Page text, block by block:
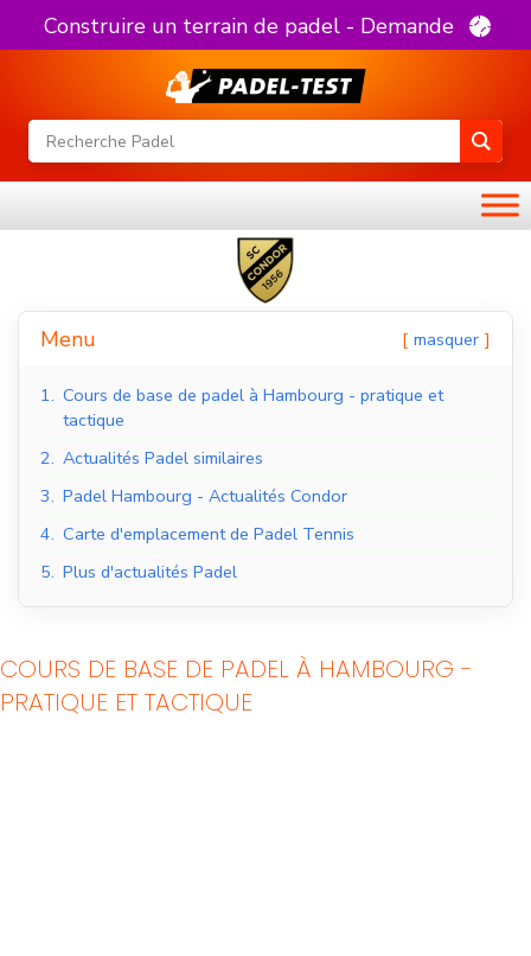
Construire un terrain de padel - Demande
Menu masquer
1. Cours de base de padel à Hambourg - pratique et
tactique
2. Actualités Padel similaires
3. Padel Hambourg - Actualités Condor
4. Carte d'emplacement de Padel Tennis
5. Plus d'actualités Padel
COURS DE BASE DE PADEL À HAMBOURG -
PRATIQUE ET TACTIQUE